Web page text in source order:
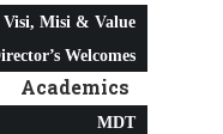
Visi, Misi & Value
Welcomes
Academics
MDT